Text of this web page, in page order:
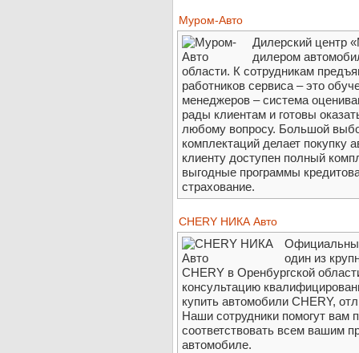
Муром-Авто
Дилерский центр
дилером
области. К сотрудникам
работников сервиса – это
менеджеров – система
рады клиентам и готовы
любому вопросу. Большой
комплектаций делает покупку
клиенту доступен полный
выгодные программы
страхование.
CHERY НИКА Авто
один из
CHERY в Оренбургской
консультацию
купить автомобили CHERY,
Наши сотрудники помогут вам
соответствовать всем вашим
автомобиле.